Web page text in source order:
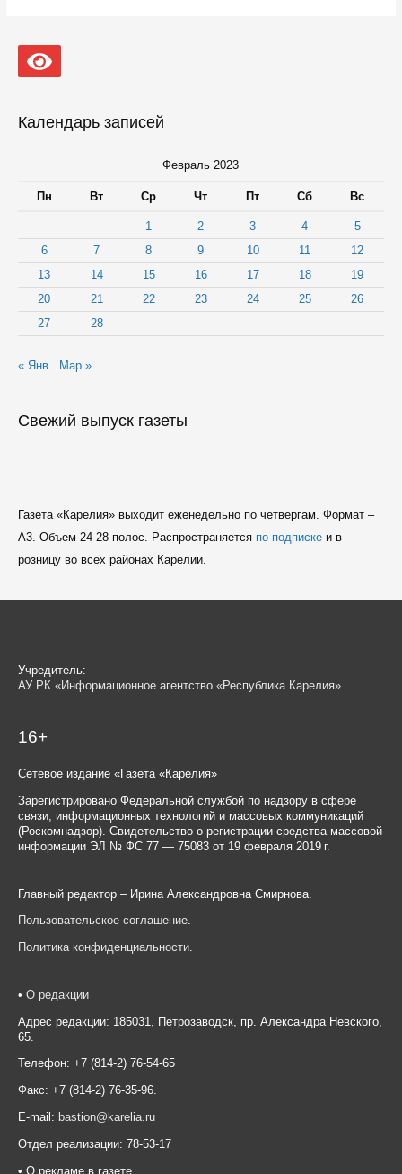
открыли
неврологическое
Календарь записей
Февраль 2023
Пн Вт Ср Чт Пт Сб Вс
1 2 3 4
5
6
7 8 9 10 11
12
13
14 15 16 17 18
19
20
21 22 23 24 25
26
27
28
« Янв Мар »
Свежий выпуск газеты
Газета «Карелия» выходит еженедельно по четвергам. Формат –
A3. Объем 24-28 полос. Распространяется по подпискеи в
розницу во всех районах Карелии.
Учредитель:
АУ РК «Информационное агентство «Республика Карелия»
16+
Сетевое издание «Газета «Карелия»
Зарегистрировано Федеральной службой по надзору в сфере
связи, информационных технологий и массовых коммуникаций
(Роскомнадзор). Свидетельство о регистрации средства массовой
информации ЭЛ № ФС 77 — 75083 от 19 февраля 2019 г.
Главный редактор – Ирина Александровна Смирнова.
Пользовательское соглашение.
Политика конфиденциальности.
• О редакции
Адрес редакции: 185031, Петрозаводск, пр. Александра Невского,
65.
Телефон: +7 (814-2) 76-54-65
Факс: +7 (814-2) 76-35-96.
E-mail: bastion@karelia.ru
Отдел реализации: 78-53-17
• О рекламе в газете